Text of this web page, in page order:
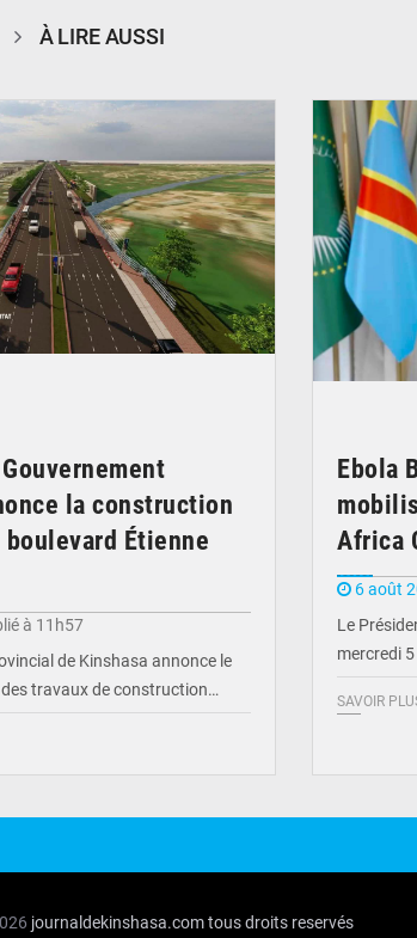
À LIRE AUSSI
la construction
Étienne
à 11h57
de Kinshasa annonce le
travaux de construction…
Ebola
Africa
6 août
Le
mercredi
SAVOIR
journaldekinshasa.comtous droits reservés